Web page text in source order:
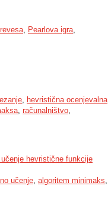
, Pearlova igra,
, hevristična ocenjevalna
, računalništvo,
hevristične funkcije
učenje, algoritem minimaks,